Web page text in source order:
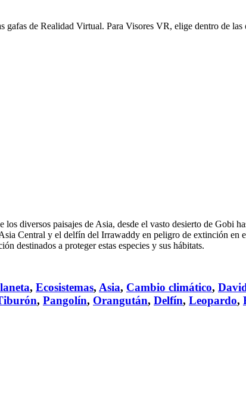
gafas de Realidad Virtual. Para Visores VR, elige dentro de
diversos paisajes de Asia, desde el vasto desierto de Gobi
Central y el delfín del Irrawaddy en peligro de extinción
destinados a proteger estas especies y sus hábitats.
, Ecosistemas, Asia, Cambio climático,
, Pangolín, Orangután, Delfín, Leopardo,